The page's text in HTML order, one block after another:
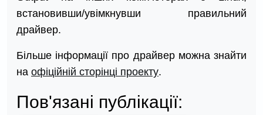
встановивши/увімкнувши правильний
драйвер.
Більше інформації про драйвер можна знайти
на офіційній сторінці проекту.
Пов'язані публікації: